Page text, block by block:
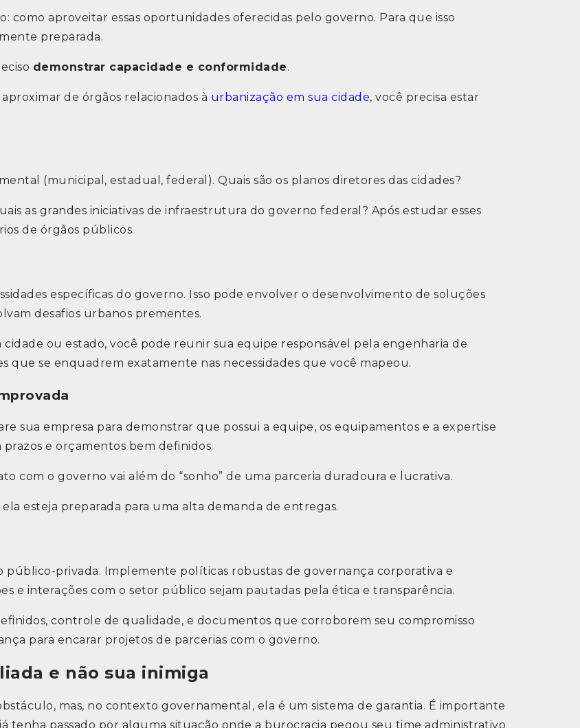
como aproveitar essas oportunidades oferecidas pelo governo. Para que isso
preparada.
demonstrar capacidade e conformidade.
de órgãos relacionados à urbanização em sua cidade, você precisa estar
(municipal, estadual, federal). Quais são os planos diretores das cidades?
as grandes iniciativas de infraestrutura do governo federal? Após estudar esses
de órgãos públicos.
específicas do governo. Isso pode envolver o desenvolvimento de soluções
desafios urbanos prementes.
ou estado, você pode reunir sua equipe responsável pela engenharia de
que se enquadrem exatamente nas necessidades que você mapeou.
sua empresa para demonstrar que possui a equipe, os equipamentos e a expertise
e orçamentos bem definidos.
com o governo vai além do “sonho” de uma parceria duradoura e lucrativa.
esteja preparada para uma alta demanda de entregas.
privada. Implemente políticas robustas de governança corporativa e
e interações com o setor público sejam pautadas pela ética e transparência.
controle de qualidade, e documentos que corroborem seu compromisso
para encarar projetos de parcerias com o governo.
e não sua inimiga
mas, no contexto governamental, ela é um sistema de garantia. É importante
tenha passado por alguma situação onde a burocracia pegou seu time administrativo